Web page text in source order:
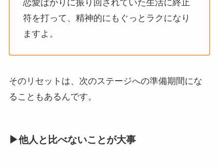
恋愛ばかりに振り回されていた生活に終止
符を打って、精神的にもぐっとラクになり
ますよ。
そのリセットは、次のステージへの準備期間にな
ることもあるんです。
▶他人と比べないことが大事